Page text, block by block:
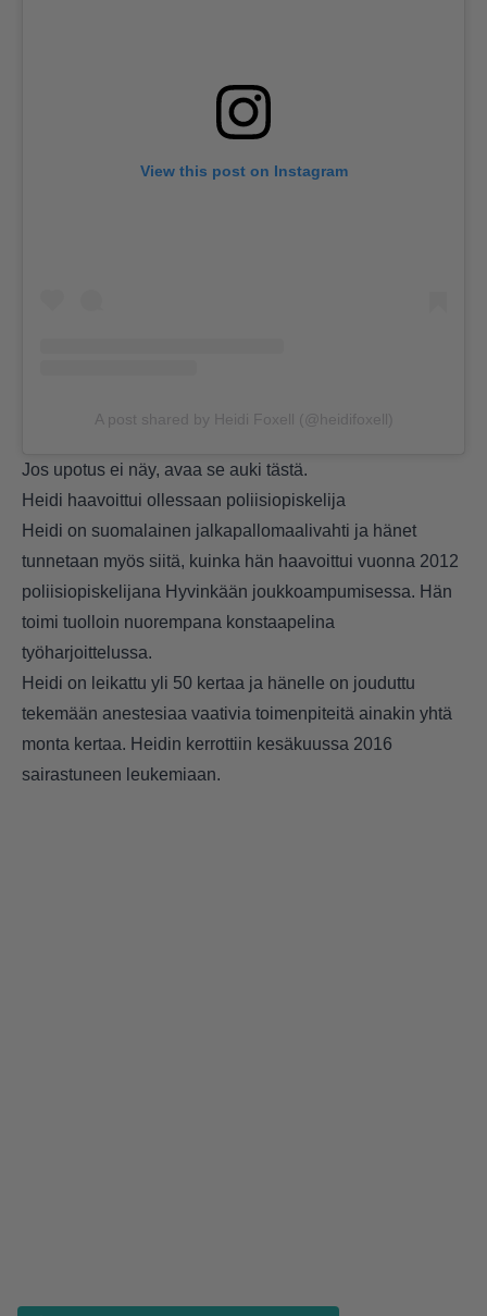
View this post on Instagram
A post shared by Heidi Foxell (@heidifoxell)
Jos upotus ei näy, avaa se auki tästä.
Heidi haavoittui ollessaan poliisiopiskelija
Heidi on suomalainen jalkapallomaalivahti ja hänet
tunnetaan myös siitä, kuinka hän haavoittui vuonna 2012
poliisiopiskelijana Hyvinkään joukkoampumisessa. Hän
toimi tuolloin nuorempana konstaapelina
työharjoittelussa.
Heidi on leikattu yli 50 kertaa ja hänelle on jouduttu
tekemään anestesiaa vaativia toimenpiteitä ainakin yhtä
monta kertaa. Heidin kerrottiin kesäkuussa 2016
sairastuneen leukemiaan.